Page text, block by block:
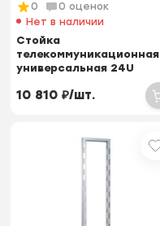
0
0 оценок
Нет в наличии
Стойка
телекоммуникационная
универсальная 24U
10 810 ₽/шт.